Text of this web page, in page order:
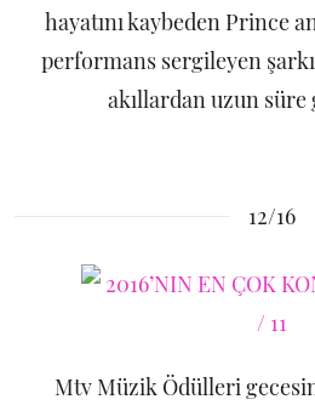
hayatını kaybeden Prince
performans sergileyen
akıllardan uzun süre
12/16
Mtv Müzik Ödülleri